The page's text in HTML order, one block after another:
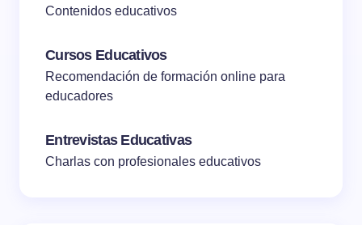
Contenidos educativos
Cursos Educativos
Recomendación de formación online para
educadores
Entrevistas Educativas
Charlas con profesionales educativos